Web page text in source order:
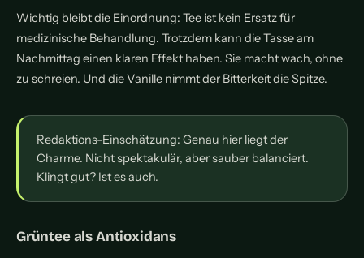
Wichtig bleibt die Einordnung: Tee ist kein Ersatz für
medizinische Behandlung. Trotzdem kann die Tasse am
Nachmittag einen klaren Effekt haben. Sie macht wach, ohne
zu schreien. Und die Vanille nimmt der Bitterkeit die Spitze.
Redaktions-Einschätzung: Genau hier liegt der
Charme. Nicht spektakulär, aber sauber balanciert.
Klingt gut? Ist es auch.
Grüntee als Antioxidans